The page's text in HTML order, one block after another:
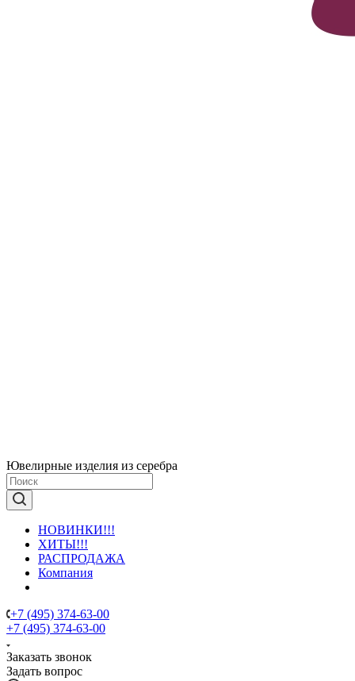
Ювелирные изделия из серебра
НОВИНКИ!!!
ХИТЫ!!!
РАСПРОДАЖА
Компания
+7 (495) 374-63-00
+7 (495) 374-63-00
Заказать звонок
Задать вопрос